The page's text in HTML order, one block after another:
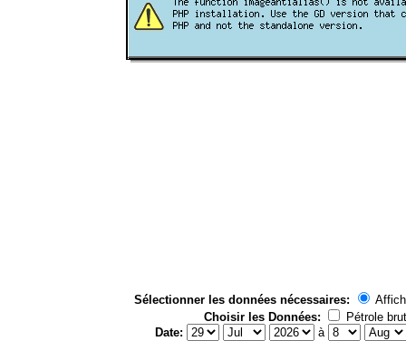
Sélectionner les données nécessaires:
Choisir les Données:
Pétrole brut
Date:
à